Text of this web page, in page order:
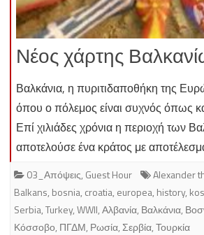
Νέος χάρτης
Βαλκάνια, η πυριτιδαποθήκη της
όπου ο πόλεμος είναι συχνός όπως
Επί χιλιάδες χρόνια η περιοχή των
αποτελούσε ένα κράτος με
03_Απόψεις, Guest Hour Alexander
Balkans, bosnia, croatia, europea, history,
Serbia,Turkey,WWII,Αλβανία, Βαλκάνια,
Κόσσοβο, ΠΓΔΜ, Ρωσία,Σερβία,Τουρκία